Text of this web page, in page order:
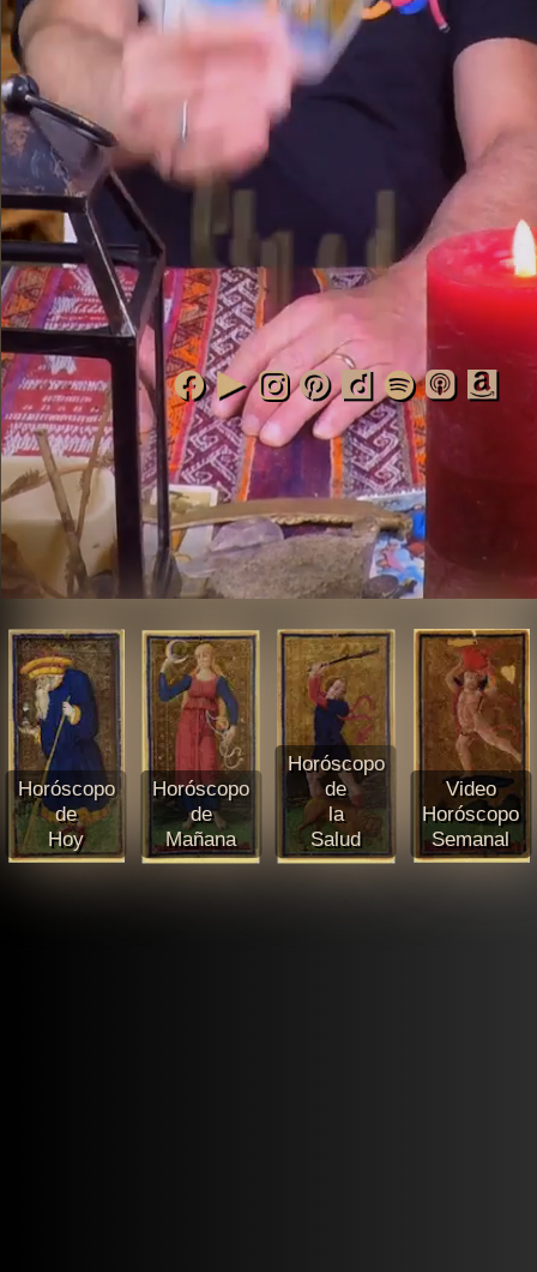
Horóscopo
de
Hoy
Horóscopo
de
Mañana
Horóscopo
de
la
Salud
Video
Horóscopo
Semanal